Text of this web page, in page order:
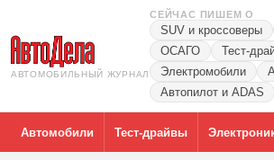
АВТОМОБИЛЬНЫЙ ЖУРНАЛ
СЕЙЧАС ПИШЕМ О
SUV и кроссоверы
ОСАГО
Тест-
Электромобили
Автопилот и ADAS
Автомобили Тест-драйвы